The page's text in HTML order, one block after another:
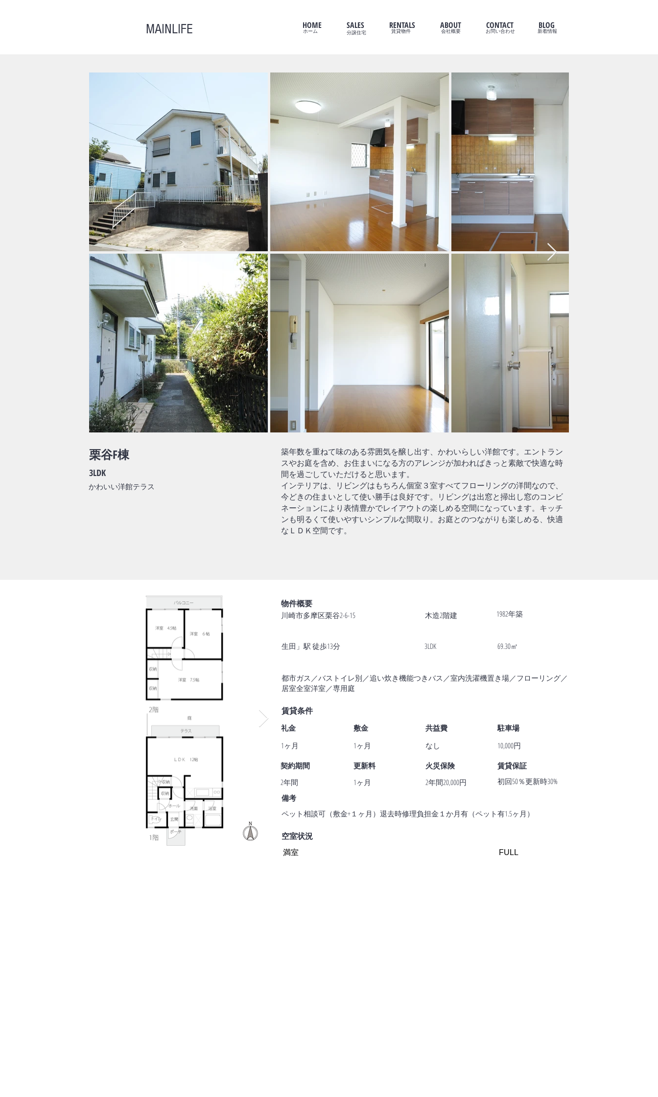
MAINLIFE HOME SALES RENTALS ABOUT CONTACT BLOG
ホーム 賃貸物件 会社概要 お問い合わせ 新着情報
​分譲住宅
栗谷F棟
3LDK
かわいい洋館テラス
築年数を重ねて味のある雰囲気を醸し出す、かわいらしい洋館です。エントラン
スやお庭を含め、お住まいになる方のアレンジが加わればきっと素敵で快適な時
間を過ごしていただけると思います。
インテリアは、リビングはもちろん個室３室すべてフローリングの洋間なので、
今どきの住まいとして使い勝手は良好です。リビングは出窓と掃出し窓のコンビ
ネーションにより表情豊かでレイアウトの楽しめる空間になっています。キッチ
ンも明るくて使いやすいシンプルな間取り。お庭とのつながりも楽しめる、快適
なＬＤＫ空間です。
物件概要
川崎市多摩区栗谷2-6-15 木造2階建 1982年築
生田」駅 徒歩13分 3LDK 69.30㎡
都市ガス／バストイレ別／追い炊き機能つきバス／室内洗濯機置き場／フローリング／
居室全室洋室／専用庭
賃貸条件
礼金 敷金 共益費
駐車場
1ヶ月
1ヶ月 なし 10,000円
契約期間 更新料 火災保険
賃貸保証
2年間
1ヶ月 2年間20,000円
初回50％更新時30%
​備考
ペット相談可（敷金+１ヶ月）退去時修理負担金１か月有（ペット有1.5ヶ月）
空室状況
満室 FULL